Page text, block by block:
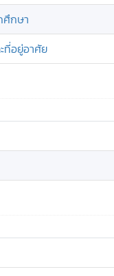
ศึกษา
ที่อยู่อาศัย